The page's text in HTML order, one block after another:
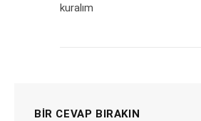
kuralım
BIR CEVAP BIRAKIN